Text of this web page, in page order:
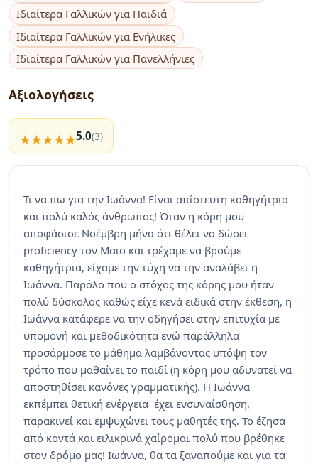
Ιδιαίτερα Γαλλικών για Παιδιά
Ιδιαίτερα Γαλλικών για Ενήλικες
Ιδιαίτερα Γαλλικών για Πανελλήνιες
Αξιολογήσεις
5.0(3)
Τι να πω για την Ιωάννα! Είναι απίστευτη καθηγήτρια
και πολύ καλός άνθρωπος! Όταν η κόρη μου
αποφάσισε Νοέμβρη μήνα ότι θέλει να δώσει
proficiency τον Μαιο και τρέχαμε να βρούμε
καθηγήτρια, είχαμε την τύχη να την αναλάβει η
Ιωάννα. Παρόλο που ο στόχος της κόρης μου ήταν
πολύ δύσκολος καθώς είχε κενά ειδικά στην έκθεση, η
Ιωάννα κατάφερε να την οδηγήσει στην επιτυχία με
υπομονή και μεθοδικότητα ενώ παράλληλα
προσάρμοσε το μάθημα λαμβάνοντας υπόψη τον
τρόπο που μαθαίνει το παιδί (η κόρη μου αδυνατεί να
αποστηθίσει κανόνες γραμματικής). Η Ιωάννα
εκπέμπει θετική ενέργεια έχει ενσυναίσθηση,
παρακινεί και εμψυχώνει τους μαθητές της. Το έζησα
από κοντά και ειλικρινά χαίρομαι πολύ που βρέθηκε
στον δρόμο μας! Ιωάννα, θα τα ξαναπούμε και για τα